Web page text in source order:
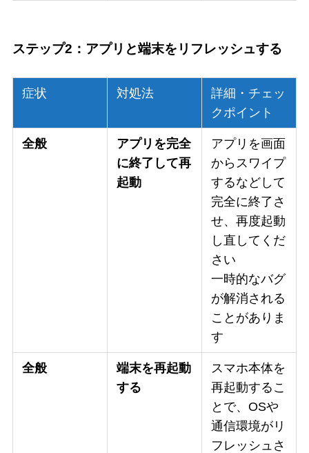
ステップ2：アプリと端末をリフレッシュする
症状 対処法
詳細・チェッ
クポイント
全般
アプリを完全
に終了して再
起動
アプリを画面
からスワイプ
するなどして
完全に終了さ
せ、再度起動
し直してくだ
さい
一時的なバグ
が解消される
ことがありま
す
全般
端末を再起動
する
スマホ本体を
再起動するこ
とで、OSや
通信環境がリ
フレッシュさ